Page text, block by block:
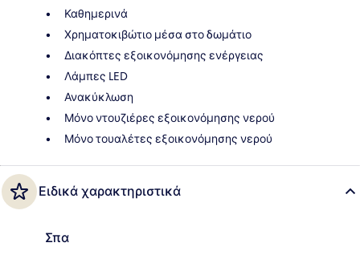
Καθημερινά
Χρηματοκιβώτιο μέσα στο δωμάτιο
Διακόπτες εξοικονόμησης ενέργειας
Λάμπες LED
Ανακύκλωση
Μόνο ντουζιέρες εξοικονόμησης νερού
Μόνο τουαλέτες εξοικονόμησης νερού
Ειδικά χαρακτηριστικά
Σπα